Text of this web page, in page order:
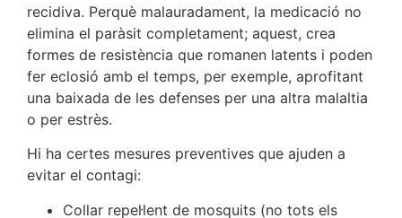
recidiva. Perquè malauradament, la medicació no
elimina el paràsit completament; aquest, crea
formes de resistència que romanen latents i poden
fer eclosió amb el temps, per exemple, aprofitant
una baixada de les defenses per una altra malaltia
o per estrès.
Hi ha certes mesures preventives que ajuden a
evitar el contagi:
Collar repel·lent de mosquits (no tots els